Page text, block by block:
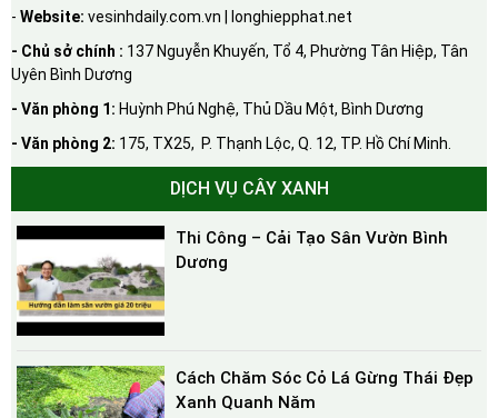
- Website: vesinhdaily.com.vn | longhiepphat.net
- Chủ sở chính : 137 Nguyễn Khuyến, Tổ 4, Phường Tân Hiệp, Tân
Uyên Bình Dương
- Văn phòng 1: Huỳnh Phú Nghệ, Thủ Dầu Một, Bình Dương
- Văn phòng 2: 175, TX25, P. Thạnh Lộc, Q. 12, TP. Hồ Chí Minh.
DỊCH VỤ CÂY XANH
Thi Công – Cải Tạo Sân Vườn Bình
Dương
Cách Chăm Sóc Cỏ Lá Gừng Thái Đẹp
Xanh Quanh Năm